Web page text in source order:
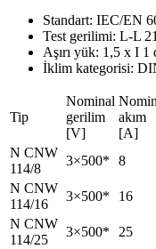
Standart: IEC/EN
Test gerilimi: L-L
Aşırı yük: 1,5 x I 1
İklim kategorisi:
Tip
Nominal
gerilim
[V]
akım
[A]
N CNW
114/8
3×500* 8
N CNW
114/16
3×500* 16
N CNW
114/25
3×500* 25